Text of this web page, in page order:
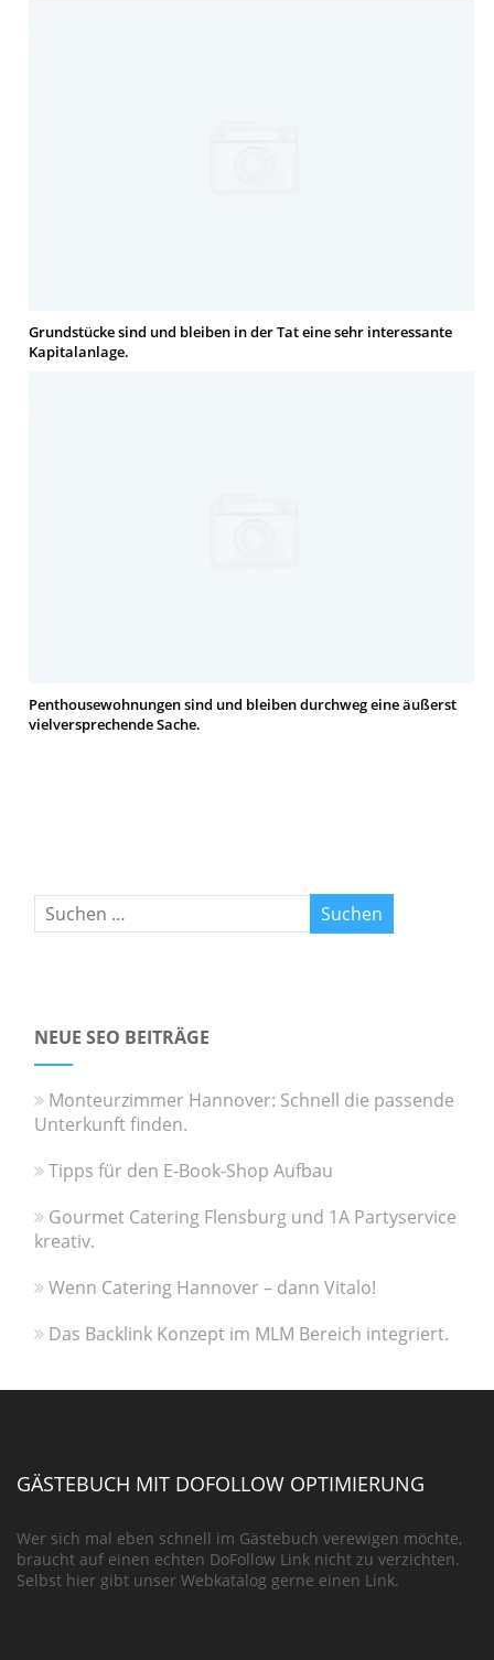
Grundstücke sind und bleiben in der Tat eine sehr interessante
Kapitalanlage.
Penthousewohnungen sind und bleiben durchweg eine äußerst
vielversprechende Sache.
NEUE SEO BEITRÄGE
Monteurzimmer Hannover: Schnell die passende
Unterkunft finden.
Tipps für den E-Book-Shop Aufbau
Gourmet Catering Flensburg und 1A Partyservice
kreativ.
Wenn Catering Hannover – dann Vitalo!
Das Backlink Konzept im MLM Bereich integriert.
GÄSTEBUCH MIT DOFOLLOW OPTIMIERUNG
Wer sich mal eben schnell im Gästebuch verewigen möchte,
braucht auf einen echten DoFollow Link nicht zu verzichten.
Selbst hier gibt unser Webkatalog gerne einen Link.